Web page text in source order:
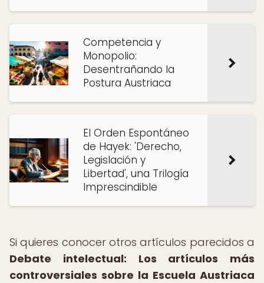
Competencia y
Monopolio:
Desentrañando la
Postura Austriaca
El Orden Espontáneo
de Hayek: 'Derecho,
Legislación y
Libertad', una Trilogía
Imprescindible
Si quieres conocer otros artículos parecidos a
Debate intelectual: Los artículos más
controversiales sobre la Escuela Austriaca